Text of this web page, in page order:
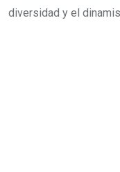
diversidad y el